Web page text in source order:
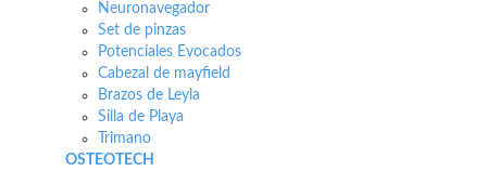
Neuronavegador
Set de pinzas
Potenciales Evocados
Cabezal de mayfield
Brazos de Leyla
Silla de Playa
Trimano
OSTEOTECH